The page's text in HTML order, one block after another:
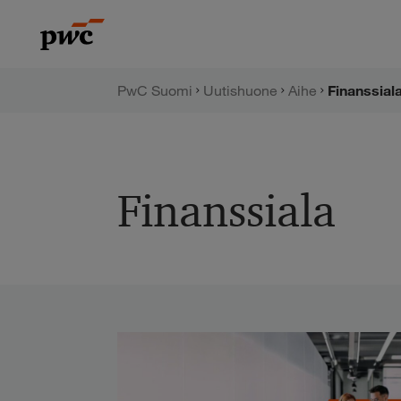
sisältöön
PwC:n
PwC Suomi Uutishuone Aihe
Finanssiala